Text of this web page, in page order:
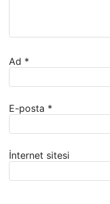
Ad *
E-posta *
İnternet sitesi